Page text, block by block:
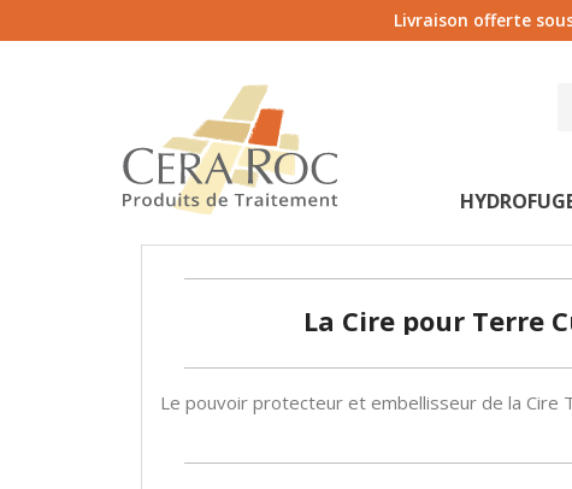
Livraison offerte
La Cire pour Terre
Le pouvoir protecteur et embellisseur de la Cire